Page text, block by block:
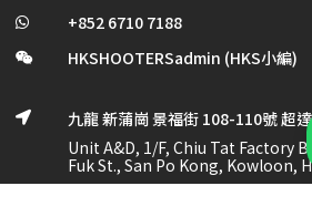
 +852 6710 7188
 HKSHOOTERSadmin (HKS小編)

九龍 新蒲崗 景福街 108-110號 超達
Unit A&D, 1/F, Chiu Tat Factory
Fuk St., San Po Kong, Kowloon,